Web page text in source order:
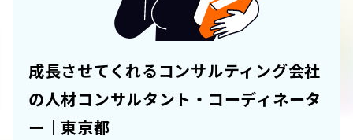
成長させてくれるコンサルティング会社
の人材コンサルタント・コーディネータ
ー｜東京都